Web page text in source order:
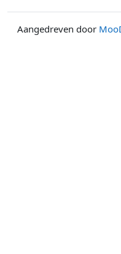
Aangedreven door